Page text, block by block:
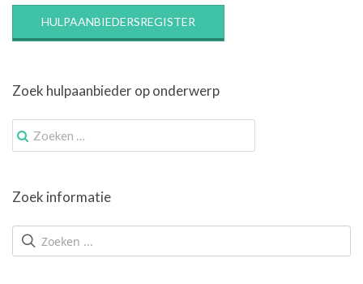
HULPAANBIEDERSREGISTER
Zoek hulpaanbieder op onderwerp
Zoek
naar:
Zoek informatie